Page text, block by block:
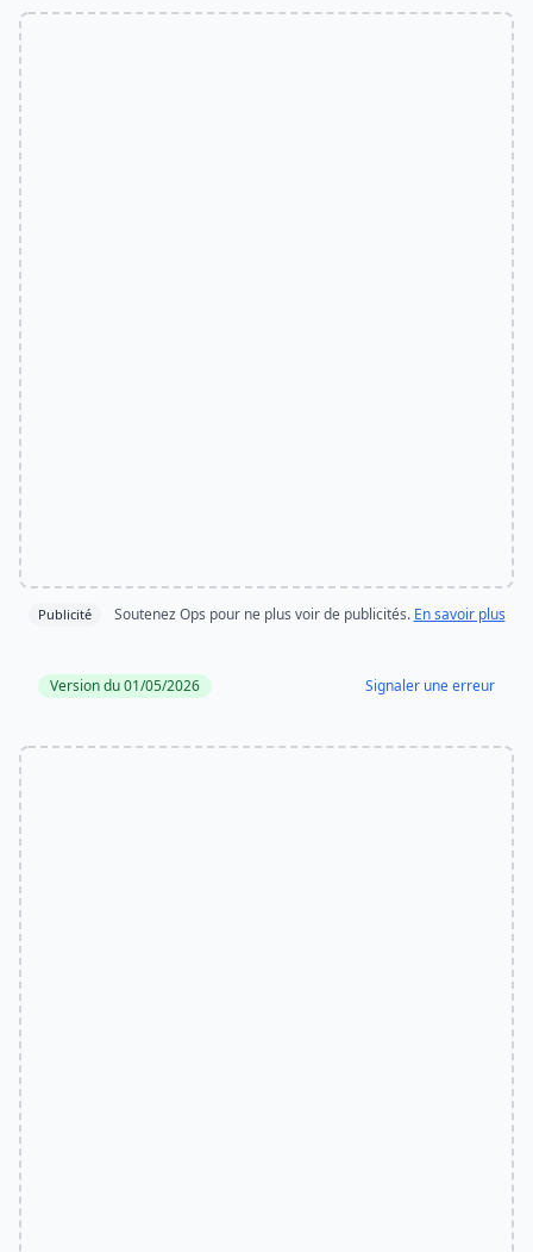
Publicité Soutenez Ops pour ne plus voir de publicités. En savoir plus
Version du 01/05/2026 Signaler une erreur